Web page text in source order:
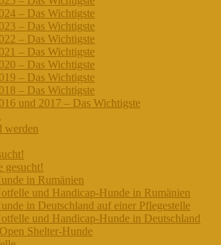
– Das Wichtigste
– Das Wichtigste
– Das Wichtigste
– Das Wichtigste
– Das Wichtigste
– Das Wichtigste
– Das Wichtigste
und 2017 – Das Wichtigste
werden
gesucht!
in Rumänien
und Handicap-Hunde in Rumänien
in Deutschland auf einer Pflegestelle
und Handicap-Hunde in Deutschland
Shelter-Hunde